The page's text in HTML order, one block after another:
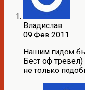
Владислав
09 Фев 2011
Нашим гидом
Бест оф
не только